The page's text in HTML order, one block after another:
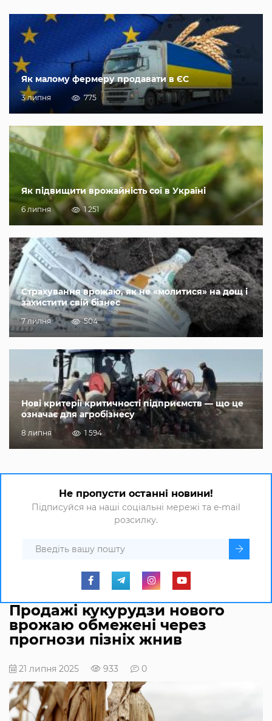
Як малому фермеру продавати в ЄС
3 липня 775
Як підвищити врожайність сої в Україні
6 липня 1 251
Страхування врожаю, як не «молитися» на дощ і
захистити свій бізнес
7 липня 504
Нові критерії критичності підприємств — що це
означає для агробізнесу
8 липня 1 594
Не пропусти останні новини!
Підписуйся на наші соціальні мережі та e-mail
розсилку.
Продажі кукурудзи нового
врожаю обмежені через
прогнози пізніх жнив
21 липня 2025 933 0